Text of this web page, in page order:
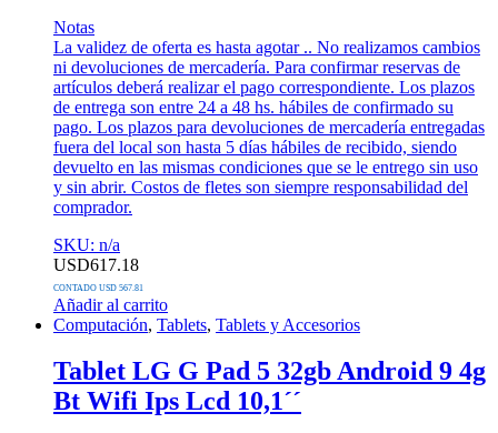
Notas
La validez de oferta es hasta agotar .. No realizamos cambios
ni devoluciones de mercadería. Para confirmar reservas de
artículos deberá realizar el pago correspondiente. Los plazos
de entrega son entre 24 a 48 hs. hábiles de confirmado su
pago. Los plazos para devoluciones de mercadería entregadas
fuera del local son hasta 5 días hábiles de recibido, siendo
devuelto en las mismas condiciones que se le entrego sin uso
y sin abrir. Costos de fletes son siempre responsabilidad del
comprador.
SKU: n/a
USD617.18
CONTADO USD 567.81
Añadir al carrito
Computación, Tablets, Tablets y Accesorios
Tablet LG G Pad 5 32gb Android 9 4g
Bt Wifi Ips Lcd 10,1´´